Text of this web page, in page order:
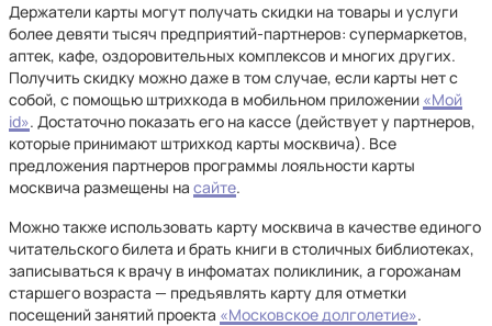
Держатели карты могут получать скидки на товары и услуги
более девяти тысяч предприятий-партнеров: супермаркетов,
аптек, кафе, оздоровительных комплексов и многих других.
Получить скидку можно даже в том случае, если карты нет с
собой, с помощью штрихкода в мобильном приложении «Мой
id». Достаточно показать его на кассе (действует у партнеров,
которые принимают штрихкод карты москвича). Все
предложения партнеров программы лояльности карты
москвича размещены на сайте.
Можно также использовать карту москвича в качестве единого
читательского билета и брать книги в столичных библиотеках,
записываться к врачу в инфоматах поликлиник, а горожанам
старшего возраста — предъявлять карту для отметки
посещений занятий проекта «Московское долголетие».